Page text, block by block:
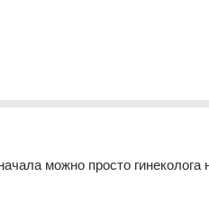
можно просто гинеколога